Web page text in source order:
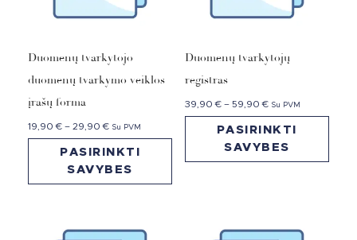
Duomenų tvarkytojo
duomenų tvarkymo veiklos
įrašų forma
19,90€ – 29,90€ Su PVM
PASIRINKTI
SAVYBES
Duomenų tvarkytojų
registras
39,90€ – 59,90€ Su PVM
PASIRINKTI
SAVYBES